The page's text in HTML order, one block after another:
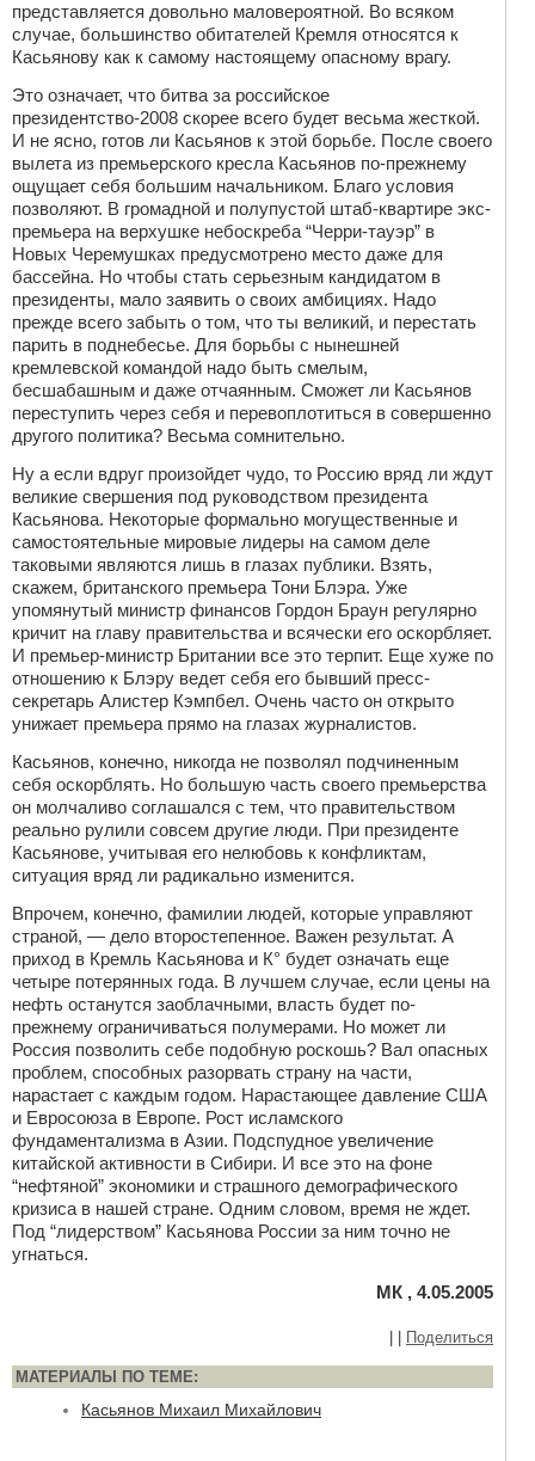
представляется довольно маловероятной. Во всяком
случае, большинство обитателей Кремля относятся к
Касьянову как к самому настоящему опасному врагу.
Это означает, что битва за российское
президентство-2008 скорее всего будет весьма жесткой.
И не ясно, готов ли Касьянов к этой борьбе. После своего
вылета из премьерского кресла Касьянов по-прежнему
ощущает себя большим начальником. Благо условия
позволяют. В громадной и полупустой штаб-квартире экс-
премьера на верхушке небоскреба “Черри-тауэр” в
Новых Черемушках предусмотрено место даже для
бассейна. Но чтобы стать серьезным кандидатом в
президенты, мало заявить о своих амбициях. Надо
прежде всего забыть о том, что ты великий, и перестать
парить в поднебесье. Для борьбы с нынешней
кремлевской командой надо быть смелым,
бесшабашным и даже отчаянным. Сможет ли Касьянов
переступить через себя и перевоплотиться в совершенно
другого политика? Весьма сомнительно.
Ну а если вдруг произойдет чудо, то Россию вряд ли ждут
великие свершения под руководством президента
Касьянова. Некоторые формально могущественные и
самостоятельные мировые лидеры на самом деле
таковыми являются лишь в глазах публики. Взять,
скажем, британского премьера Тони Блэра. Уже
упомянутый министр финансов Гордон Браун регулярно
кричит на главу правительства и всячески его оскорбляет.
И премьер-министр Британии все это терпит. Еще хуже по
отношению к Блэру ведет себя его бывший пресс-
секретарь Алистер Кэмпбел. Очень часто он открыто
унижает премьера прямо на глазах журналистов.
Касьянов, конечно, никогда не позволял подчиненным
себя оскорблять. Но большую часть своего премьерства
он молчаливо соглашался с тем, что правительством
реально рулили совсем другие люди. При президенте
Касьянове, учитывая его нелюбовь к конфликтам,
ситуация вряд ли радикально изменится.
Впрочем, конечно, фамилии людей, которые управляют
страной, — дело второстепенное. Важен результат. А
приход в Кремль Касьянова и К° будет означать еще
четыре потерянных года. В лучшем случае, если цены на
нефть останутся заоблачными, власть будет по-
прежнему ограничиваться полумерами. Но может ли
Россия позволить себе подобную роскошь? Вал опасных
проблем, способных разорвать страну на части,
нарастает с каждым годом. Нарастающее давление США
и Евросоюза в Европе. Рост исламского
фундаментализма в Азии. Подспудное увеличение
китайской активности в Сибири. И все это на фоне
“нефтяной” экономики и страшного демографического
кризиса в нашей стране. Одним словом, время не ждет.
Под “лидерством” Касьянова России за ним точно не
угнаться.
МК , 4.05.2005
Поделиться
МАТЕРИАЛЫ ПО ТЕМЕ:
Касьянов Михаил Михайлович